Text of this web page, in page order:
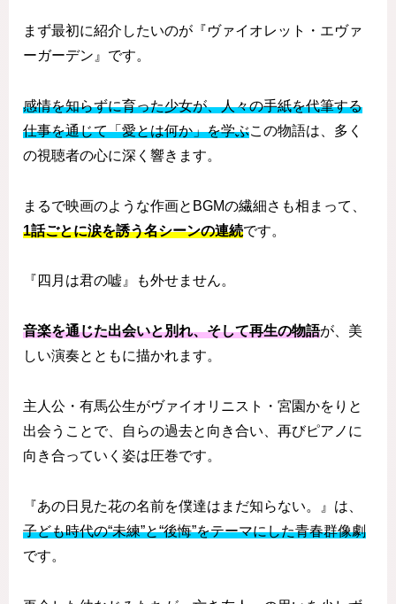
まず最初に紹介したいのが『ヴァイオレット・エヴァ
ーガーデン』です。
感情を知らずに育った少女が、人々の手紙を代筆する
仕事を通じて「愛とは何か」を学ぶこの物語は、多く
の視聴者の心に深く響きます。
まるで映画のような作画とBGMの繊細さも相まって、
1話ごとに涙を誘う名シーンの連続です。
『四月は君の嘘』も外せません。
音楽を通じた出会いと別れ、そして再生の物語が、美
しい演奏とともに描かれます。
主人公・有馬公生がヴァイオリニスト・宮園かをりと
出会うことで、自らの過去と向き合い、再びピアノに
向き合っていく姿は圧巻です。
『あの日見た花の名前を僕達はまだ知らない。』は、
子ども時代の“未練”と“後悔”をテーマにした青春群像劇
です。